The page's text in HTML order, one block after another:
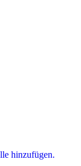
hinzufügen.